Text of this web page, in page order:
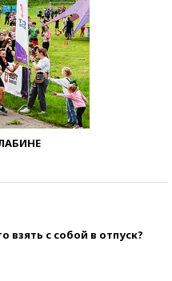
с собой в отпуск?